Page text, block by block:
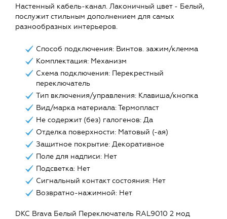
Настенный кабель-канал. Лаконичный цвет - Белый,
послужит стильным дополнением для самых
разнообразных интерьеров.
Способ подключения: Винтов. зажим/клемма
Комплектация: Механизм
Схема подключения: Перекрестный
переключатель
Тип включения/управления: Клавиша/кнопка
Вид/марка материала: Термопласт
Не содержит (без) галогенов: Да
Отделка поверхности: Матовый (-ая)
Защитное покрытие: Декоративное
Поле для надписи: Нет
Подсветка: Нет
Сигнальный контакт состояния: Нет
Возвратно-нажимной: Нет
DKC Brava Белый Переключатель RAL9010 2 мод